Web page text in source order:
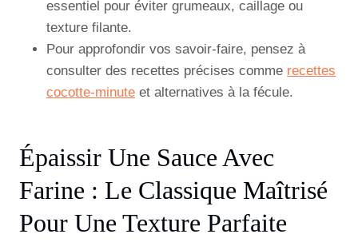
essentiel pour éviter grumeaux, caillage ou
texture filante.
Pour approfondir vos savoir-faire, pensez à
consulter des recettes précises comme recettes
cocotte-minute et alternatives à la fécule.
Épaissir Une Sauce Avec
Farine : Le Classique Maîtrisé
Pour Une Texture Parfaite